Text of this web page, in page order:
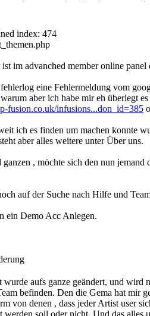
index: 474
im advanched member online
eine Fehlermeldung vom
aber ich habe mir eh überlegt
fusion.co.uk/infusions...don_id=385
ich es finden um machen konnte
aber alles weitere unter Über uns.
, möchte sich den nun
auf der Suche nach Hilfe und
ein Demo Acc Anlegen.
wurde aufs ganze geändert, und wird
befinden. Den die Gema hat mir
von denen , dass jeder Artist user
werden soll oder nicht. Und das